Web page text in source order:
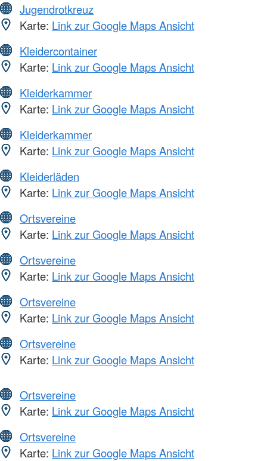
Jugendrotkreuz
Karte: Link zur Google Maps Ansicht
Kleidercontainer
Karte: Link zur Google Maps Ansicht
Kleiderkammer
Karte: Link zur Google Maps Ansicht
Kleiderkammer
Karte: Link zur Google Maps Ansicht
Kleiderläden
Karte: Link zur Google Maps Ansicht
Ortsvereine
Karte: Link zur Google Maps Ansicht
Ortsvereine
Karte: Link zur Google Maps Ansicht
Ortsvereine
Karte: Link zur Google Maps Ansicht
Ortsvereine
Karte: Link zur Google Maps Ansicht
Ortsvereine
Karte: Link zur Google Maps Ansicht
Ortsvereine
Karte: Link zur Google Maps Ansicht